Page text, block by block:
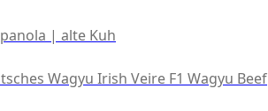
| alte Kuh
Wagyu Irish Veire F1 Wagyu Beef